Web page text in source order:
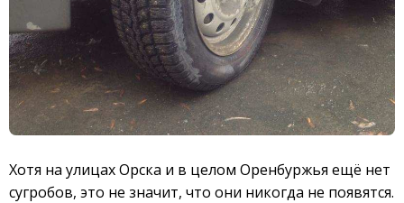
Хотя на улицах Орска и в целом Оренбуржья ещё нет
сугробов, это не значит, что они никогда не появятся.